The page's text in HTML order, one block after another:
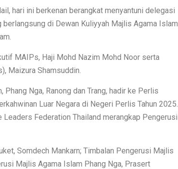
hari ini berkenan berangkat menyantuni delegasi
di Dewan Kuliyyah Majlis Agama Islam
MAIPs, Haji Mohd Nazim Mohd Noor serta
Maizura Shamsuddin.
Nga, Ranong dan Trang, hadir ke Perlis
Luar Negara di Negeri Perlis Tahun 2025.
Federation Thailand merangkap Pengerusi
Somdech Mankarn; Timbalan Pengerusi Majlis
Majlis Agama Islam Phang Nga, Prasert